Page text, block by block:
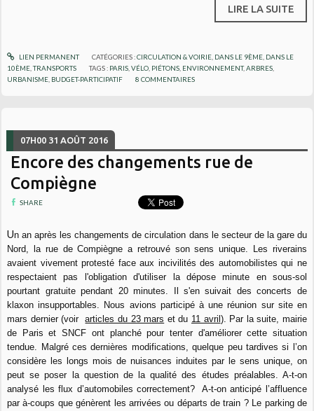
LIRE LA SUITE
LIEN PERMANENT CATÉGORIES :CIRCULATION & VOIRIE, DANS LE 9ÈME, DANS LE
10ÈME ,TRANSPORTS TAGS : PARIS ,VÉLO PIÉTONS ENVIRONNEMENT,ARBRES
URBANISME BUDGET-PARTICIPATIF 8 COMMENTAIRES
07H00 31 AOÛT 2016
Encore des changements rue de
Compiègne
SHARE
Un an après les changements de circulation dans le secteur de la gare du
Nord, la rue de Compiègne a retrouvé son sens unique. Les riverains
avaient vivement protesté face aux incivilités des automobilistes qui ne
respectaient pas l'obligation d'utiliser la dépose minute en sous-sol
pourtant gratuite pendant 20 minutes. Il s'en suivait des concerts de
klaxon insupportables. Nous avions participé à une réunion sur site en
mars dernier (voirarticles du 23 mars et du 11 avril ). Par la suite, mairie
de Paris et SNCF ont planché pour tenter d'améliorer cette situation
tendue. Malgré ces dernières modifications, quelque peu tardives si l’on
considère les longs mois de nuisances induites par le sens unique, on
peut se poser la question de la qualité des études préalables. A-t-on
analysé les flux d’automobiles correctement? A-t-on anticipé l’affluence
par à-coups que génèrent les arrivées ou départs de train ? Le parking de